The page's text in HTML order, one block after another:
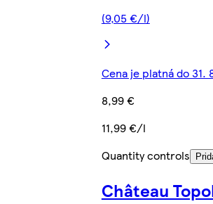
(9,05 €/l)
Cena je platná do 31.
8,99 €
11,99 €/l
Quantity controls
Château